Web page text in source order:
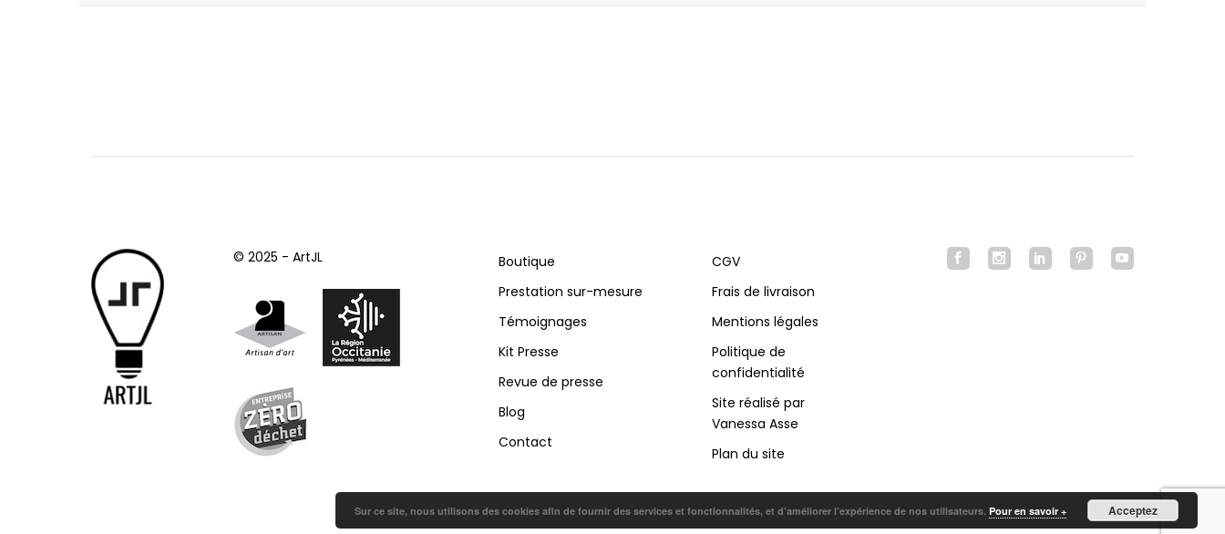
© 2025 - ArtJL
Boutique
Prestation sur-mesure
Témoignages
Kit Presse
Revue de presse
Blog
Contact
CGV
Frais de livraison
Mentions légales
Politique de
confidentialité
Site réalisé par
Vanessa Asse
Plan du site
Sur ce site, nous utilisons des cookies afin de fournir des services et fonctionnalités, et d’améliorer l’expérience de nos utilisateurs. Pour en savoir + Acceptez